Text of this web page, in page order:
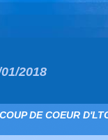
2018
DE COEUR